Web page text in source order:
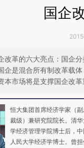
国企
改革的六大亮点：国企
企是混合所有制改革载
本市场将是支撑国企改
恒大集团首席经济学家（副
裁级）兼研究院院长。清
学经济管理学院博士后，中
人民大学经济学博士。曾